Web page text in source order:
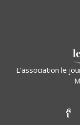
L'association le